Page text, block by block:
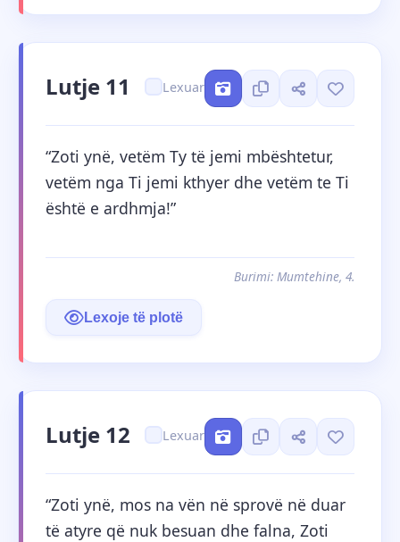
Lutje 11 Lexuar
“Zoti ynë, vetëm Ty të jemi mbështetur,
vetëm nga Ti jemi kthyer dhe vetëm te Ti
është e ardhmja!”
Burimi: Mumtehine, 4.
Lexoje të plotë
Lutje 12 Lexuar
“Zoti ynë, mos na vën në sprovë në duar
të atyre që nuk besuan dhe falna, Zoti